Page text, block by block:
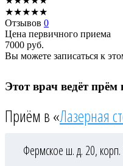
★★★★★
Отзывов 0
Цена первичного приема
7000 руб.
Вы можете записаться к
Этот врач ведёт
Приём в «Лазерная
Фермское ш. д. 20,